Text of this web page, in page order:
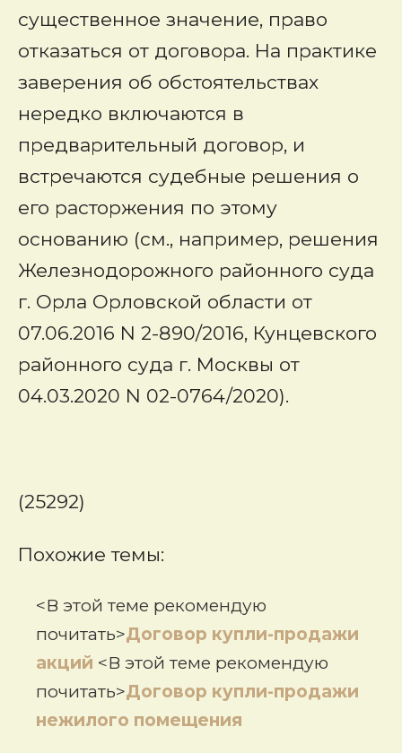
существенное значение, право
отказаться от договора. На практике
заверения об обстоятельствах
нередко включаются в
предварительный договор, и
встречаются судебные решения о
его расторжения по этому
основанию (см., например, решения
Железнодорожного районного суда
г. Орла Орловской области от
07.06.2016 N 2-890/2016, Кунцевского
районного суда г. Москвы от
04.03.2020 N 02-0764/2020).
(25292)
Похожие темы:
<В этой теме рекомендую
почитать>Договор купли-продажи
акций <В этой теме рекомендую
почитать>Договор купли-продажи
нежилого помещения